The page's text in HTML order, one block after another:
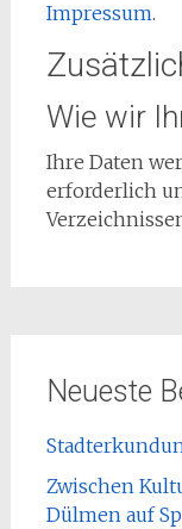
Impressum.
Wie wir
Ihre Daten
erforderlich
Neueste
Zwischen
Dülmen auf